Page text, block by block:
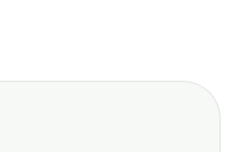
Fix Them for
Benefits